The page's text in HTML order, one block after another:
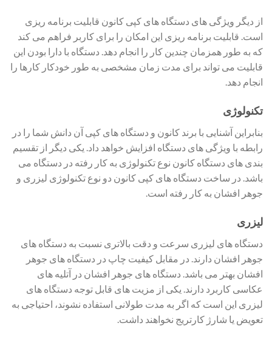
از دیگر ویژگی های دستگاه های کپی کانون قابلیت برنامه ریزی
است. قابلیت برنامه ریزی این امکان را برای کاربر فراهم می کند
که به طور همزمان چندین کار را انجام دهد. دستگاه با دارا بودن این
قابلیت می تواند برای مدت زمان مشخصی به طور خودکار کارها را
انجام دهد.
تکنولوژی
بنابراین آشنایی با برند کانون و دستگاه های کپی آن دانش شما را در
رابطه با ویژگی های دستگاه افزایش خواهد داد. یکی دیگر از تقسیم
بندی های دستگاه کانون نوع تکنولوژی به کار رفته در دستگاه می
باشد. در ساخت دستگاه های کپی کانون دو نوع تکنولوژی لیزری و
جوهر افشان به کار رفته است.
لیزری
دستگاه های لیزری سرعت و دقت بالاتری نسبت به دستگاه های
جوهر افشان دارند. در مقابل کیفیت چاپ در دستگاه های جوهر
افشان بهتر می باشد. دستگاه های جوهر افشان در آتلیه های
عکاسی کاربرد دارند. یکی از مزیت های قابل توجه دستگاه های
لیزری این است که اگر به مدت طولانی استفاده نشوند، احتیاجی به
تعویض یا شارژ کارتریج نخواهند داشت.